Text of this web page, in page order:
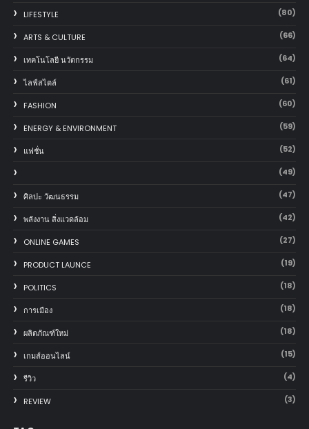
LIFESTYLE (80)
ARTS & CULTURE (66)
เทคโนโลยี นวัตกรรม (64)
ไลฟ์สไตล์ (61)
FASHION (60)
ENERGY & ENVIRONMENT (59)
แฟชั่น (52)
(49)
ศิลปะ วัฒนธรรม (47)
พลังงาน สิ่งแวดล้อม (42)
ONLINE GAMES (27)
PRODUCT LAUNCE (19)
POLITICS (18)
การเมือง (18)
ผลิตภัณฑ์ใหม่ (18)
เกมส์ออนไลน์ (15)
รีวิว (4)
REVIEW (3)